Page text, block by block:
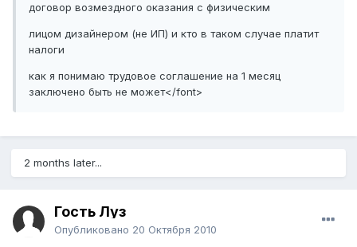
договор возмездного оказания с физическим
лицом дизайнером (не ИП) и кто в таком случае платит
налоги
как я понимаю трудовое соглашение на 1 месяц
заключено быть не может</font>
2 months later...
Гость Луз
Опубликовано 20 Октября 2010